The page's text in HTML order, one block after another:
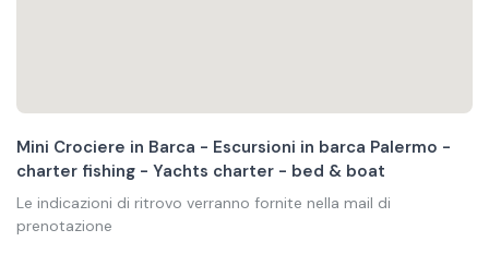
Mini Crociere in Barca - Escursioni in barca Palermo -
charter fishing - Yachts charter - bed & boat
Le indicazioni di ritrovo verranno fornite nella mail di
prenotazione